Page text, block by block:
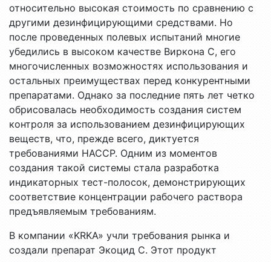
относительно высокая стоимость по сравнению с
другими дезинфицирующими средствами. Но
после проведенных полевых испытаний многие
убедились в высоком качестве Виркона С, его
многочисленных возможностях использования и
остальных преимуществах перед конкурентными
препаратами. Однако за последние пять лет четко
обрисовалась необходимость создания систем
контроля за использованием дезинфицирующих
веществ, что, прежде всего, диктуется
требованиями НАССР. Одним из моментов
создания такой системы стала разработка
индикаторных тест-полосок, демонстрирующих
соответствие концентрации рабочего раствора
предъявляемым требованиям.
В компании «KRKA» учли требования рынка и
создали препарат Экоцид С. Этот продукт